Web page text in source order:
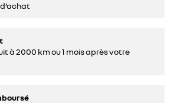
à 2000 km ou 1 mois après votre